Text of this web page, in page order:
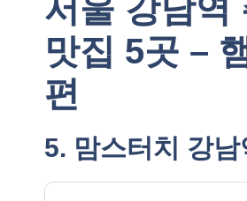
서울 강남역
맛집 5곳 –
편
5. 맘스터치 강남